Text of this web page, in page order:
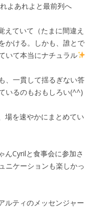
よあれよと最前列へ
えていて（たまに間違え
かける。しかも、誰とで
いて本当にナチュラル
、一貫して揺るぎない答
いるのもおもしろい(^^)
場を速やかにまとめてい
んCyrilと食事会に参加さ
ニケーションも楽しかっ
ルティのメッセンジャー